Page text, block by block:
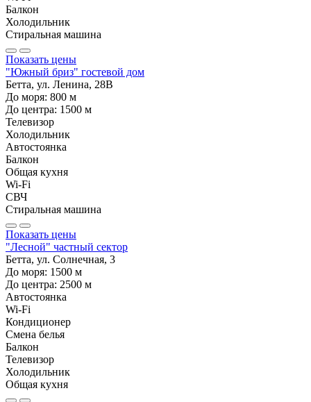
Балкон
Холодильник
Стиральная машина
Показать цены
"Южный бриз" гостевой дом
Бетта, ул. Ленина, 28В
До моря: 800 м
До центра: 1500 м
Телевизор
Холодильник
Автостоянка
Балкон
Общая кухня
Wi-Fi
СВЧ
Стиральная машина
Показать цены
"Лесной" частный сектор
Бетта, ул. Солнечная, 3
До моря: 1500 м
До центра: 2500 м
Автостоянка
Wi-Fi
Кондиционер
Смена белья
Балкон
Телевизор
Холодильник
Общая кухня